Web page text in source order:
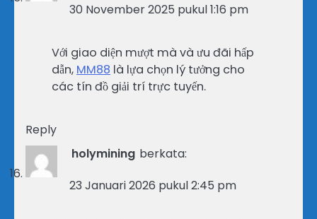
30 November 2025 pukul 1:16 pm
Với giao diện mượt mà và ưu đãi hấp
dẫn, MM88 là lựa chọn lý tưởng cho
các tín đồ giải trí trực tuyến.
Reply
holymining berkata:
23 Januari 2026 pukul 2:45 pm